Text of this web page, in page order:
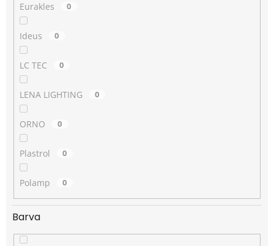
Eurakles 0
Ideus 0
LC TEC 0
LENA LIGHTING 0
ORNO 0
Plastrol 0
Polamp 0
Barva